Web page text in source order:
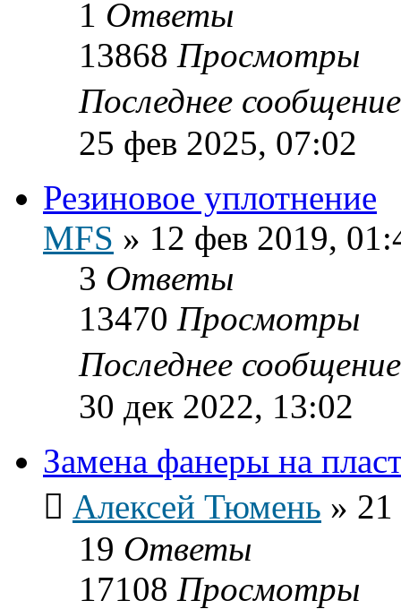
1 Ответы
13868 Просмотры
Последнее
25 фев 2025, 07:02
Резиновое уплотнение
MFS » 12 фев 2019,
3 Ответы
13470 Просмотры
Последнее
30 дек 2022, 13:02
Замена фанеры на
Алексей Тюмень »
19 Ответы
17108 Просмотры